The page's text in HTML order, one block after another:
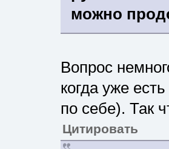
можно
Вопрос
когда уже
по себе). Так
Цитировать